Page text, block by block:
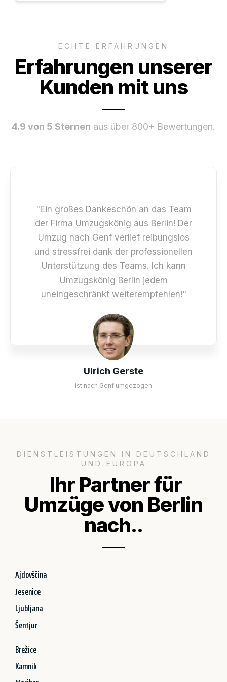
ECHTE ERFAHRUNGEN
Erfahrungen unserer
Kunden mit uns
4.9 von 5 Sternen aus über 800+ Bewertungen.
Ulrich Gerste
ist nach Genf umgezogen
"Ein großes Dankeschön an das Team
der Firma Umzugskönig aus Berlin! Der
Umzug nach Genf verlief reibungslos
und stressfrei dank der professionellen
Unterstützung des Teams. Ich kann
Umzugskönig Berlin jedem
uneingeschränkt weiterempfehlen!"
DIENSTLEISTUNGEN IN DEUTSCHLAND
UND EUROPA
Ihr Partner für
Umzüge von Berlin
nach..
Ajdovščina
Jesenice
Ljubljana
Šentjur
Brežice
Kamnik